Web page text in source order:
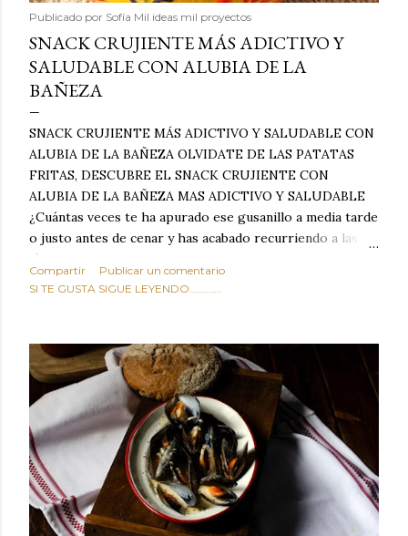
Publicado por Sofía Mil ideas mil proyectos
SNACK CRUJIENTE MÁS ADICTIVO Y
SALUDABLE CON ALUBIA DE LA
BAÑEZA
SNACK CRUJIENTE MÁS ADICTIVO Y SALUDABLE CON
ALUBIA DE LA BAÑEZA OLVIDATE DE LAS PATATAS
FRITAS, DESCUBRE EL SNACK CRUJIENTE CON
ALUBIA DE LA BAÑEZA MAS ADICTIVO Y SALUDABLE
¿Cuántas veces te ha apurado ese gusanillo a media tarde
o justo antes de cenar y has acabado recurriendo a las
típicas patatas de bolsa, frutos secos fritos o snacks
ultraprocesados llenos de grasas saturadas y sodio?
sabroso, con ese toque tostado y crujiente que tanto nos
satisface. Estas alubias crujientes al horno van a cambiar
por completo tu forma de ver las legumbres. Olvídate de
asociar las alubias únicamente a los guisos tradicionales y
copiosos de invierno. Con esta receta simple pero
revolucionaria, transformaremos un ingrediente tan
humilde como la alubia de La Bañeza en un snack ligero,
dorado, cargado de proteína y 100% natural. Es el
sustituto perfecto a los frutos se...
Compartir
Publicar un comentario
SI TE GUSTA SIGUE LEYENDO............